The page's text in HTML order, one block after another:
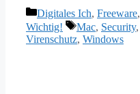
Kategorien
Digitales Ich, Freeware,
Wichtig!
Schlagwörter
Mac, Security,
Virenschutz, Windows